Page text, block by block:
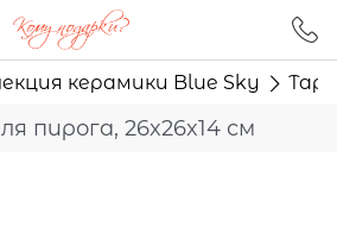
керамики Blue Sky
пирога, 26x26x14 см